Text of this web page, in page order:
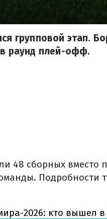
групповой этап.
раунд плей-офф.
48 сборных вместо
Подробности
2026: кто вышел